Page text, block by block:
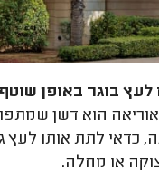
לעץ בוגר באופן
הוא דשן
כדאי לתת אותו
או מחלה.